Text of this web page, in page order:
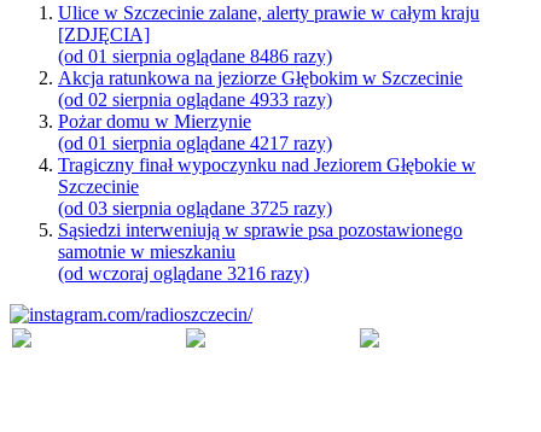
Ulice w Szczecinie zalane, alerty prawie w całym kraju
[ZDJĘCIA]
(od 01 sierpnia oglądane 8486 razy)
Akcja ratunkowa na jeziorze Głębokim w Szczecinie
(od 02 sierpnia oglądane 4933 razy)
Pożar domu w Mierzynie
(od 01 sierpnia oglądane 4217 razy)
Tragiczny finał wypoczynku nad Jeziorem Głębokie w
Szczecinie
(od 03 sierpnia oglądane 3725 razy)
Sąsiedzi interweniują w sprawie psa pozostawionego
samotnie w mieszkaniu
(od wczoraj oglądane 3216 razy)